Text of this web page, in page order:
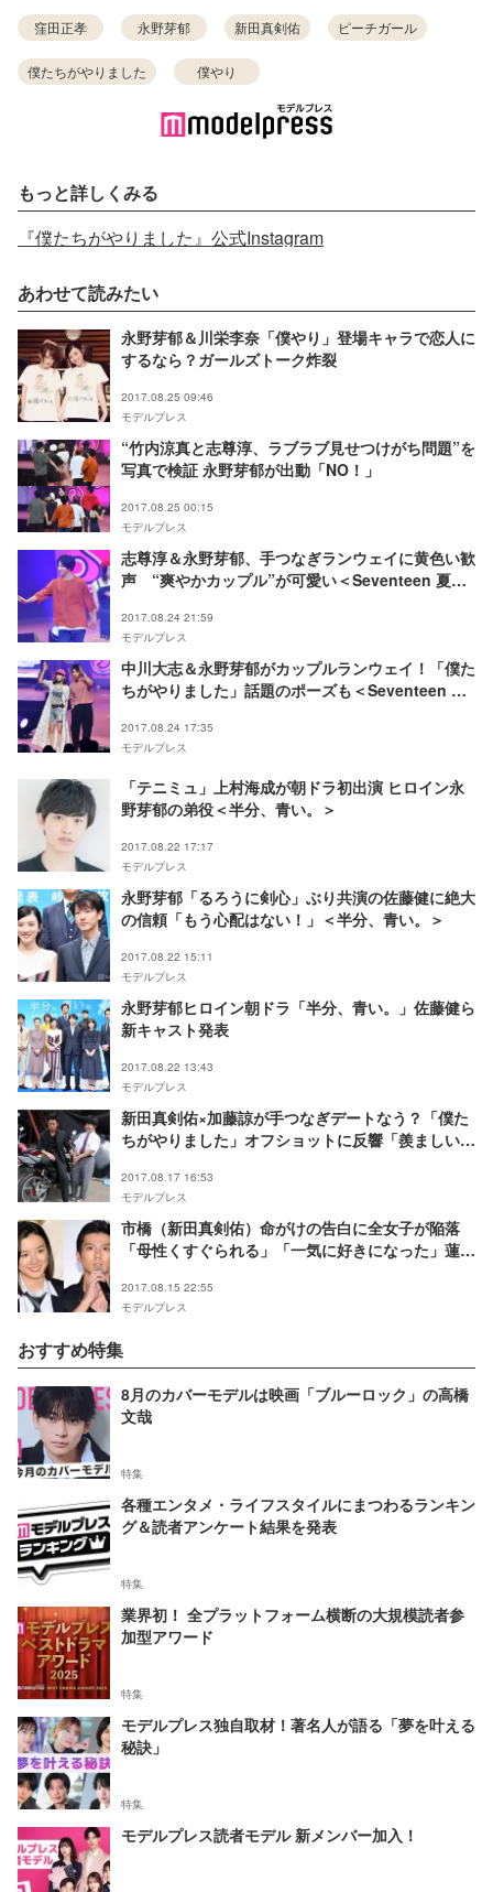
窪田正孝 永野芽郁 新田真剣佑 ピーチガール
僕たちがやりました 僕やり
もっと詳しくみる
『僕たちがやりました』公式Instagram
あわせて読みたい
永野芽郁＆川栄李奈「僕やり」登場キャラで恋人に
するなら？ガールズトーク炸裂
2017.08.25 09:46
モデルプレス
“竹内涼真と志尊淳、ラブラブ見せつけがち問題”を
写真で検証 永野芽郁が出動「NO！」
2017.08.25 00:15
モデルプレス
志尊淳＆永野芽郁、手つなぎランウェイに黄色い歓
声 “爽やかカップル”が可愛い＜Seventeen 夏の
2017.08.24 21:59
モデルプレス
中川大志＆永野芽郁がカップルランウェイ！「僕た
ちがやりました」話題のポーズも＜Seventeen 夏
2017.08.24 17:35
モデルプレス
「テニミュ」上村海成が朝ドラ初出演 ヒロイン永
野芽郁の弟役＜半分、青い。＞
2017.08.22 17:17
モデルプレス
永野芽郁「るろうに剣心」ぶり共演の佐藤健に絶大
の信頼「もう心配はない！」＜半分、青い。＞
2017.08.22 15:11
モデルプレス
永野芽郁ヒロイン朝ドラ「半分、青い。」佐藤健ら
新キャスト発表
2017.08.22 13:43
モデルプレス
新田真剣佑×加藤諒が手つなぎデートなう？「僕た
ちがやりました」オフショットに反響「羨ましい」
2017.08.17 16:53
モデルプレス
市橋（新田真剣佑）命がけの告白に全女子が陥落
「母性くすぐられる」「一気に好きになった」蓮子
た第5話＞
2017.08.15 22:55
モデルプレス
おすすめ特集
8月のカバーモデルは映画「ブルーロック」の高橋
文哉
特集
各種エンタメ・ライフスタイルにまつわるランキン
グ＆読者アンケート結果を発表
特集
業界初！ 全プラットフォーム横断の大規模読者参
加型アワード
特集
モデルプレス独自取材！著名人が語る「夢を叶える
秘訣」
特集
モデルプレス読者モデル 新メンバー加入！